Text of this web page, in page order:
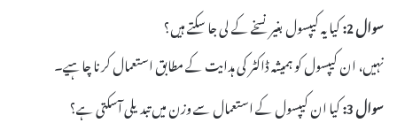
سوال 2: کیا یہ کیپسول بغیر نسخے کے لی جا سکتے ہیں؟
نہیں، ان کیپسول کو ہمیشہ ڈاکٹر کی ہدایت کے مطابق استعمال کرنا چاہیے۔
سوال 3: کیا ان کیپسول کے استعمال سے وزن میں تبدیلی آسکتی ہے؟